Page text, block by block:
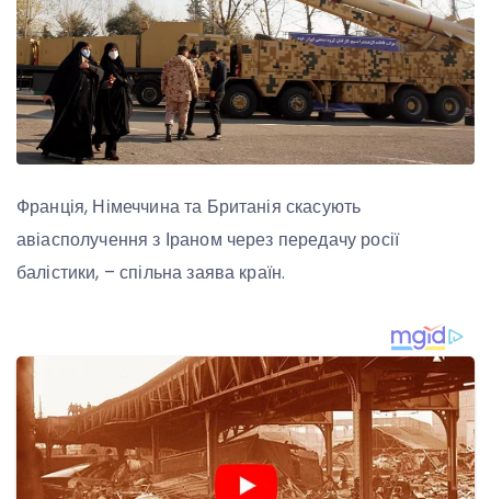
Франція, Німеччина та Британія скасують
авіасполучення з Іраном через передачу росії
балістики, – спільна заява країн.